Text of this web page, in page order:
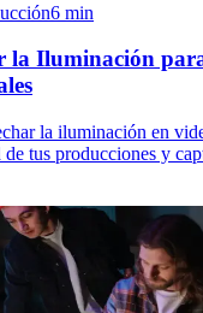
6 min
la Iluminación
la iluminación en
tus producciones y